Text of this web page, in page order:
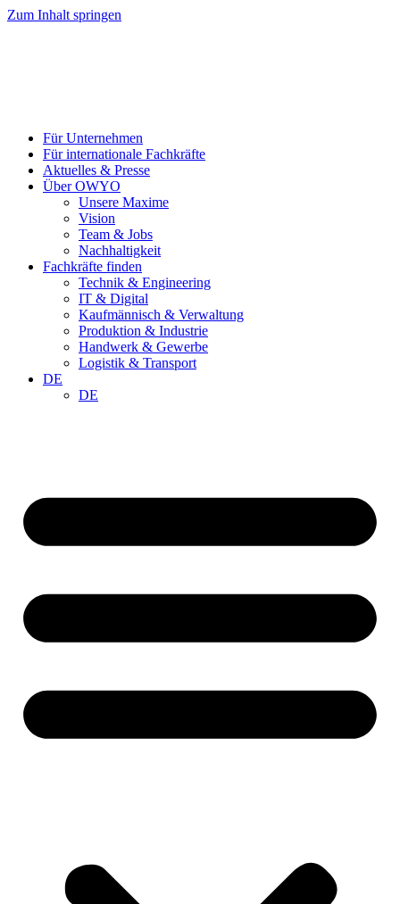
Zum Inhalt springen
Für Unternehmen
Für internationale Fachkräfte
Aktuelles & Presse
Über OWYO
Unsere Maxime
Vision
Team & Jobs
Nachhaltigkeit
Fachkräfte finden
Technik & Engineering
IT & Digital
Kaufmännisch & Verwaltung
Produktion & Industrie
Handwerk & Gewerbe
Logistik & Transport
DE
DE